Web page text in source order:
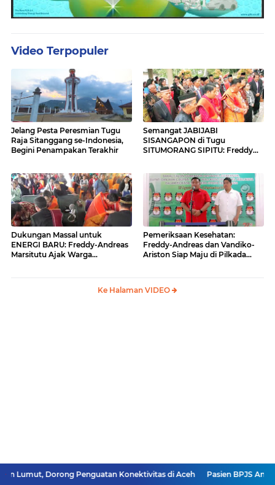
Video Terpopuler
Jelang Pesta Peresmian Tugu
Raja Sitanggang se-Indonesia,
Begini Penampakan Terakhir
Semangat JABIJABI
SISANGAPON di Tugu
SITUMORANG SIPITU: Freddy
Dukungan Massal untuk
ENERGI BARU: Freddy-Andreas
Marsitutu Ajak Warga
Pemeriksaan Kesehatan:
Freddy-Andreas dan Vandiko-
Ariston Siap Maju di Pilkada
Ke Halaman VIDEO
Penguatan Konektivitas di Aceh Pasien BPJS Antrean Obat 3